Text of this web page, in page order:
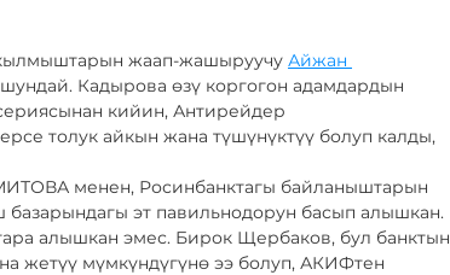
жаап-жашыруучу Айжан
Кадырова өзү коргогон адамдардын
кийин, Антирейдер
толук айкын жана түшүнүктүү болуп калды,
менен, Росинбанктагы байланыштарын
эт павильнодорун басып алышкан.
алышкан эмес. Бирок Щербаков, бул банктын
жетүү мүмкүндүгүнө ээ болуп, АКИФтен